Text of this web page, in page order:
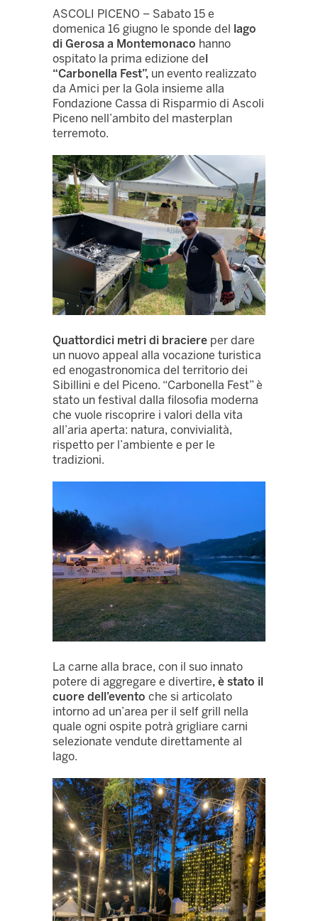
ASCOLI PICENO – Sabato 15 e
domenica 16 giugno le sponde del lago
di Gerosa a Montemonaco hanno
ospitato la prima edizione del
“Carbonella Fest”, un evento realizzato
da Amici per la Gola insieme alla
Fondazione Cassa di Risparmio di Ascoli
Piceno nell’ambito del masterplan
terremoto.
Quattordici metri di braciere per dare
un nuovo appeal alla vocazione turistica
ed enogastronomica del territorio dei
Sibillini e del Piceno. “Carbonella Fest” è
stato un festival dalla filosofia moderna
che vuole riscoprire i valori della vita
all’aria aperta: natura, convivialità,
rispetto per l’ambiente e per le
tradizioni.
La carne alla brace, con il suo innato
potere di aggregare e divertire, è stato il
cuore dell’evento che si articolato
intorno ad un’area per il self grill nella
quale ogni ospite potrà grigliare carni
selezionate vendute direttamente al
lago.